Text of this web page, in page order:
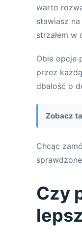
warto
stawiasz
strzałem w
Obie opcje
przez
dbałość o
Zobacz
Chcąc
Czy